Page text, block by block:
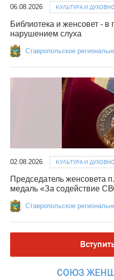
06.08.2026 КУЛЬТУРА И
Библиотека и женсовет -
нарушением слуха
Ставропольское
02.08.2026 КУЛЬТУРА И
Председатель женсовета
медаль «За содействие
Ставропольское
СОЮЗ